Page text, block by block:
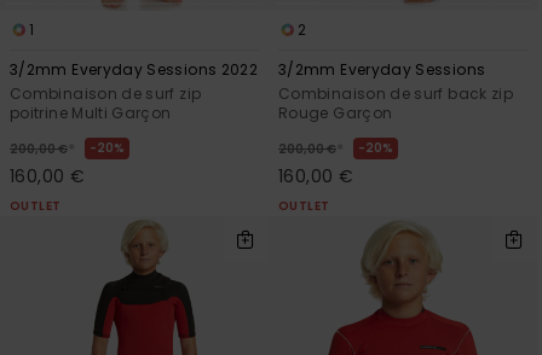
1
3/2mm Everyday Sessions 2022
Combinaison de surf zip
poitrine Multi Garçon
200,00 € * 20%
160,00 €
OUTLET
2
3/2mm Everyday Sessions
Combinaison de surf back zip
Rouge Garçon
200,00 € * 20%
160,00 €
OUTLET